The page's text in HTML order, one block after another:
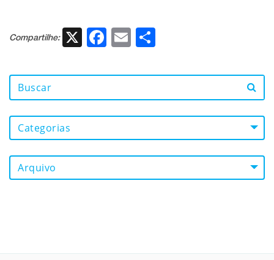
Compartilhe: X Facebook
Email
Categorias
Arquivo